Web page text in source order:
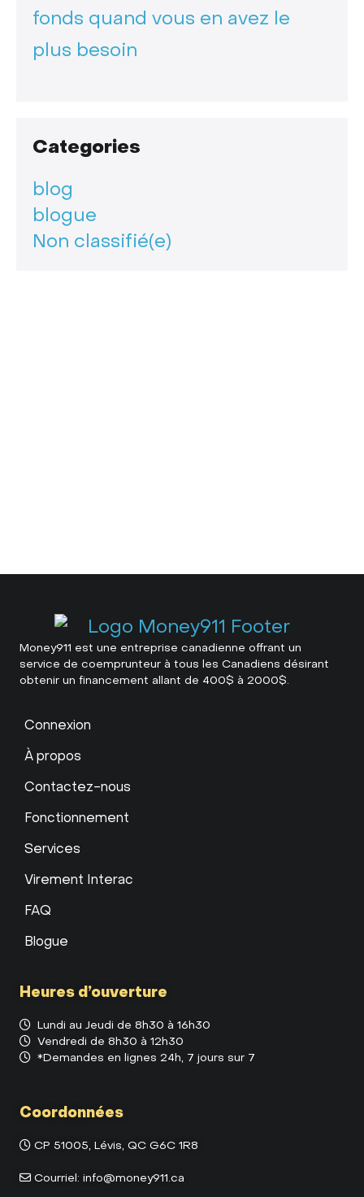
fonds quand vous en avez le
plus besoin
Categories
blog
blogue
Non classifié(e)
Money911 est une entreprise canadienne offrant un
service de coemprunteur à tous les Canadiens désirant
obtenir un financement allant de 400$ à 2000$.
Connexion
À propos
Contactez-nous
Fonctionnement
Services
Virement Interac
FAQ
Blogue
Heures d’ouverture
Lundi au Jeudi de 8h30 à 16h30
Vendredi de 8h30 à 12h30
*Demandes en lignes 24h, 7 jours sur 7
Coordonnées
CP 51005, Lévis, QC G6C 1R8
Courriel: info@money911.ca